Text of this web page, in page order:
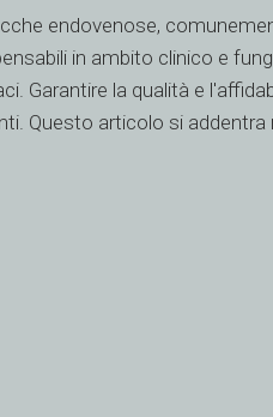
endovenose,
in ambito clinico e
Garantire la qualità e
Questo articolo si addentra